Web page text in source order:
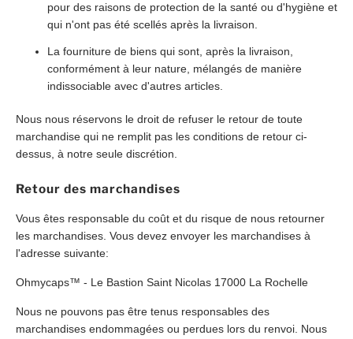
pour des raisons de protection de la santé ou d'hygiène et
qui n'ont pas été scellés après la livraison.
La fourniture de biens qui sont, après la livraison,
conformément à leur nature, mélangés de manière
indissociable avec d'autres articles.
Nous nous réservons le droit de refuser le retour de toute
marchandise qui ne remplit pas les conditions de retour ci-
dessus, à notre seule discrétion.
Retour des marchandises
Vous êtes responsable du coût et du risque de nous retourner
les marchandises. Vous devez envoyer les marchandises à
l'adresse suivante:
Ohmycaps™ - Le Bastion Saint Nicolas 17000 La Rochelle
Nous ne pouvons pas être tenus responsables des
marchandises endommagées ou perdues lors du renvoi. Nous